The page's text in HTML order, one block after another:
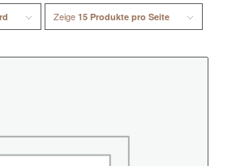
Zeige 15 Produkte pro Seite